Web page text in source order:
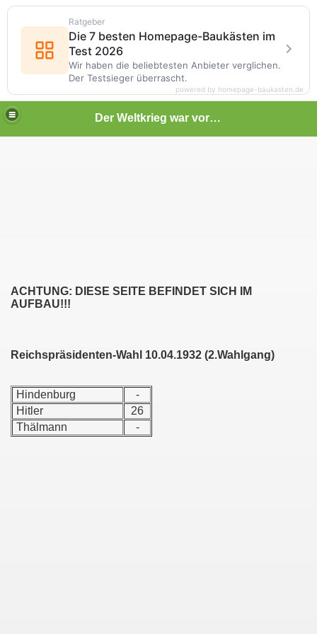
Der Weltkrieg war vor deiner Tür
ACHTUNG: DIESE SEITE BEFINDET SICH IM
AUFBAU!!!
Reichspräsidenten-Wahl 10.04.1932 (2.Wahlgang)
Hindenburg
-
Hitler
26
Thälmann
-
Ratgeber
Die 7 besten Homepage-Baukästen im
Test 2026
Wir haben die beliebtesten Anbieter verglichen.
Der Testsieger überrascht.
powered by homepage-baukasten.de